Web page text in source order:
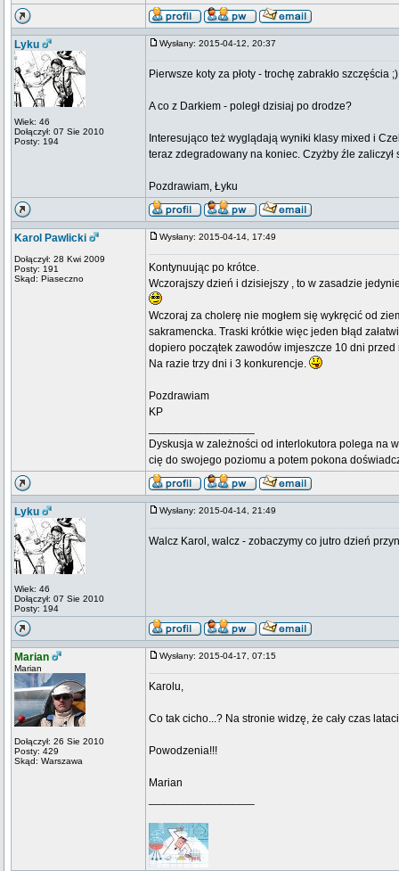
Lyku
Wiek: 46
Dołączył: 07 Sie 2010
Posty: 194
Wysłany: 2015-04-12, 20:37
Pierwsze koty za płoty - trochę zabrakło szczęścia ;)
A co z Darkiem - poległ dzisiaj po drodze?
Interesująco też wyglądają wyniki klasy mixed i
teraz zdegradowany na koniec. Czyżby źle zaliczył
Pozdrawiam, Łyku
Karol Pawlicki
Dołączył: 28 Kwi 2009
Posty: 191
Skąd: Piaseczno
Wysłany: 2015-04-14, 17:49
Kontynuując po krótce.
Wczorajszy dzień i dzisiejszy , to w zasadzie
Wczoraj za cholerę nie mogłem się wykręcić od
sakramencka. Traski krótkie więc jeden błąd
dopiero początek zawodów imjeszcze 10 dni przed
Na razie trzy dni i 3 konkurencje.
Pozdrawiam
KP
Dyskusja w zależności od interlokutora polega na
cię do swojego poziomu a potem pokona
Lyku
Wiek: 46
Dołączył: 07 Sie 2010
Posty: 194
Wysłany: 2015-04-14, 21:49
Walcz Karol, walcz - zobaczymy co jutro dzień
Marian
Marian
Dołączył: 26 Sie 2010
Posty: 429
Skąd: Warszawa
Wysłany: 2015-04-17, 07:15
Karolu,
Co tak cicho...? Na stronie widzę, że cały czas
Powodzenia!!!
Marian